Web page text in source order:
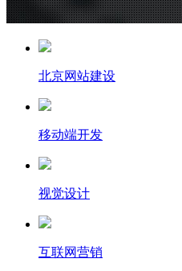
北京网站建设
移动端开发
视觉设计
互联网营销